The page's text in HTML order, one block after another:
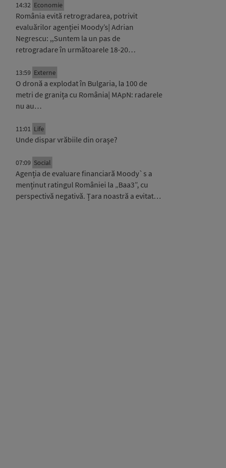
14:32 Economie
România evită retrogradarea, potrivit
evaluărilor agenției Moody’s| Adrian
Negrescu: ,,Suntem la un pas de
retrogradare în următoarele 18-20…
13:59 Externe
O dronă a explodat în Bulgaria, la 100 de
metri de granița cu România| MApN: radarele
nu au…
11:01 Life
Unde dispar vrăbiile din orașe?
07:09 Social
Agenția de evaluare financiară Moody`s a
menținut ratingul României la „Baa3”, cu
perspectivă negativă. Țara noastră a evitat…